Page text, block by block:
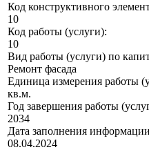
Код конструктивного
10
Код работы (услуги):
10
Вид работы (услуги) по
Ремонт фасада
Единица измерения работы
кв.м.
Год завершения работы
2034
Дата заполнения
08.04.2024